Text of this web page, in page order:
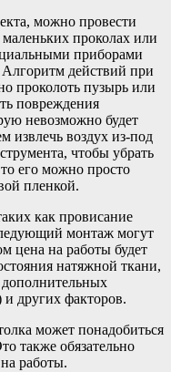
можно провести
проколах или
приборами
Алгоритм действий при
проколоть пузырь или
повреждения
невозможно будет
извлечь воздух из-под
чтобы убрать
его можно просто
пленкой.
как провисание
монтаж могут
цена на работы будет
натяжной ткани,
и других факторов.
может понадобиться
также обязательно
работы.